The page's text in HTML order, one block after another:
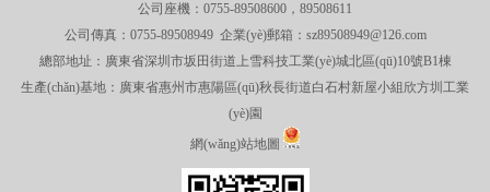
公司座機：0755-89508600，89508611
公司傳真：0755-89508949 企業(yè)郵箱：sz89508949@126.com
總部地址：廣東省深圳市坂田街道上雪科技工業(yè)城北區(qū)10號B1棟
生產(chǎn)基地：廣東省惠州市惠陽區(qū)秋長街道白石村新屋小組欣方圳工業
(yè)園
網(wǎng)站地圖